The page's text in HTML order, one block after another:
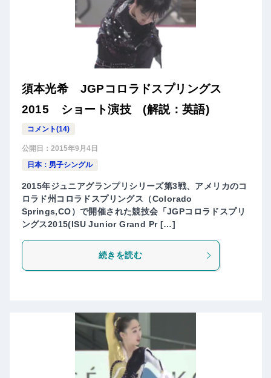
須本光希 JGPコロラドスプリングス
2015 ショート演技 (解説：英語)
コメント(14)
公開日： 2015年9月4日
日本：男子シングル
2015年ジュニアグランプリシリーズ第3戦、アメリカのコ
ロラド州コロラドスプリングス（Colorado
Springs,CO）で開催された競技会「JGPコロラドスプリ
ングス2015(ISU Junior Grand Pr […]
続きを読む